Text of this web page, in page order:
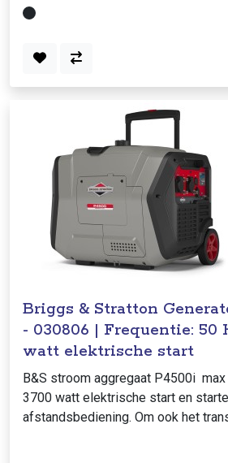
Briggs & Stratton
- 030806 | Frequentie: 50 Hz max
watt elektrische start
B&S stroom aggregaat P4500i
3700 watt elektrische start en
afstandsbediening. Om ook het transport te